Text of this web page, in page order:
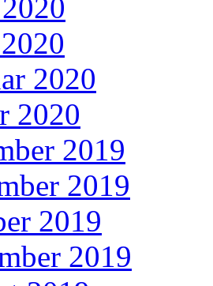
2020
2020
2019
2019
2019
2019